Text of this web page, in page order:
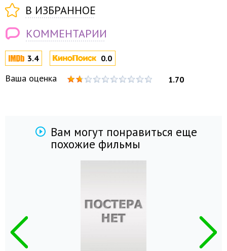
3.4 0.0
Ваша оценка 1.70
В ИЗБРАННОЕ
КОММЕНТАРИИ
Вам могут понравиться еще
похожие фильмы